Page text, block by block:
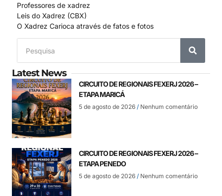
Professores de xadrez
Leis do Xadrez (CBX)
O Xadrez Carioca através de fatos e fotos
Latest News
CIRCUITO DE REGIONAIS FEXERJ 2026 –
ETAPA MARICÁ
5 de agosto de 2026 Nenhum comentário
CIRCUITO DE REGIONAIS FEXERJ 2026 –
ETAPA PENEDO
5 de agosto de 2026 Nenhum comentário